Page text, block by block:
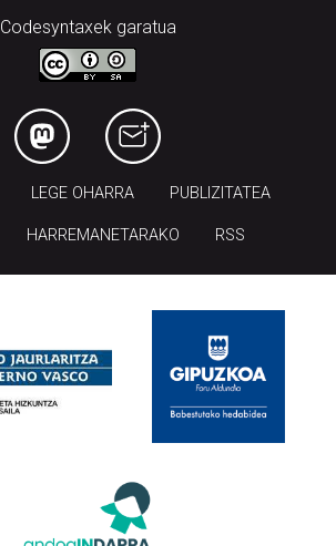
Codesyntaxek garatua
LEGE OHARRA PUBLIZITATEA
HARREMANETARAKO RSS